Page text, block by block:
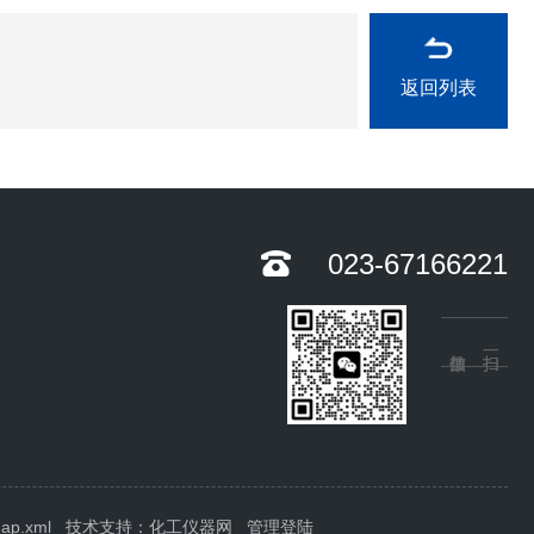
返回列表
023-67166221
技术支持： 化工仪器网 管理登陆